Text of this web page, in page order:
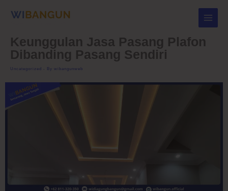
Keunggulan Jasa Pasang Plafon
Dibanding Pasang Sendiri
Uncategorized - By wibangunweb